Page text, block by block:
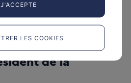
de lutte contre
2030, deuxième
de la
J'ACCEPTE
LES COOKIES